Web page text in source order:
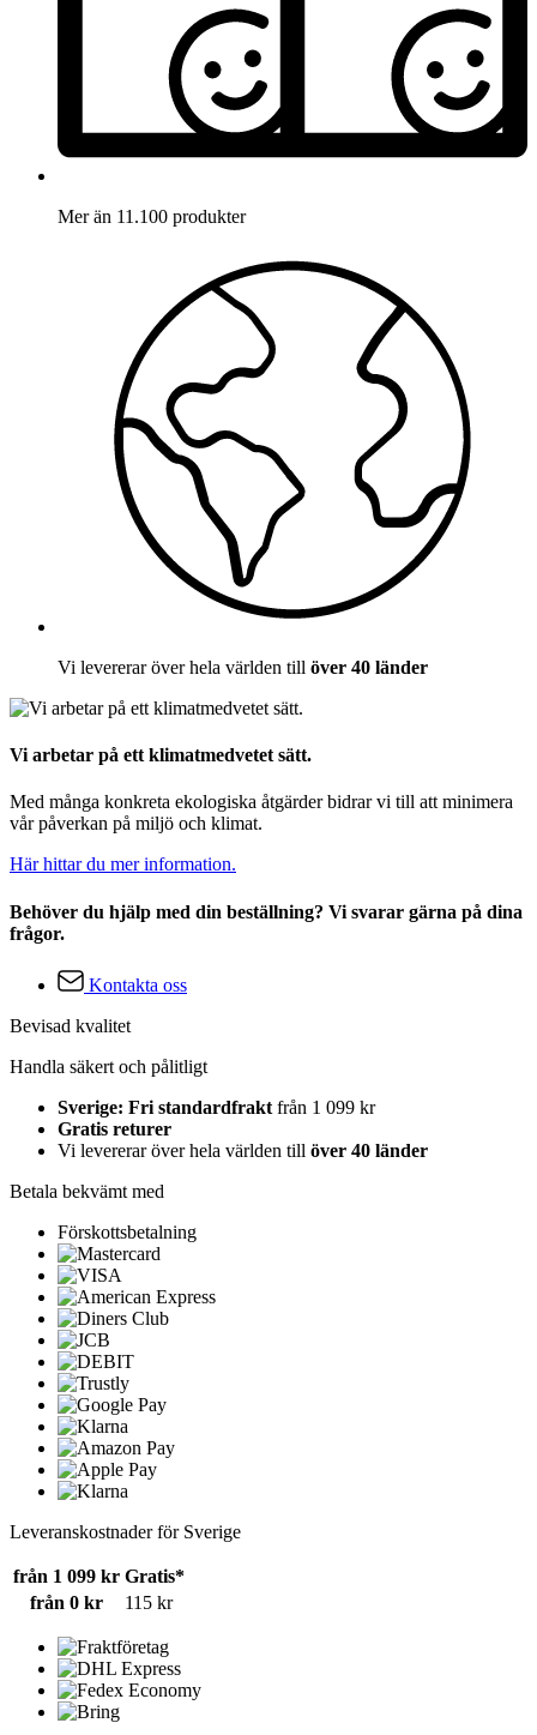
Mer än 11.100 produkter
Vi levererar över hela världen till över 40 länder
Vi arbetar på ett klimatmedvetet sätt.
Med många konkreta ekologiska åtgärder bidrar vi till att minimera
vår påverkan på miljö och klimat.
Här hittar du mer information.
Behöver du hjälp med din beställning? Vi svarar gärna på dina
frågor.
Kontakta oss
Bevisad kvalitet
Handla säkert och pålitligt
Sverige: Fri standardfrakt från 1 099 kr
Gratis returer
Vi levererar över hela världen till över 40 länder
Betala bekvämt med
Förskottsbetalning
Leveranskostnader för Sverige
från 1 099 kr Gratis*
från 0 kr
115 kr